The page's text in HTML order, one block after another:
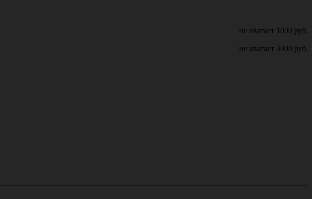
не хватает 1000 руб.
не хватает 3000 руб.